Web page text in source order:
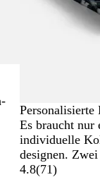
Personalisierte
Es braucht nur
individuelle
designen.
4.8(71)